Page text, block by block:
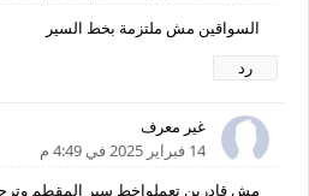
السواقين مش ملتزمة بخط السير
رد
غير معرف
14 فبراير 2025 في 4:49 م